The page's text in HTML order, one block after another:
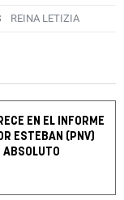
REINA LETIZIA
EN EL INFORME
ESTEBAN (PNV)
ABSOLUTO